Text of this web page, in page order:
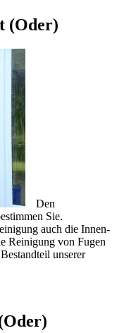
(Oder)
Den
Sie.
auch die Innen-
Reinigung von Fugen
unserer